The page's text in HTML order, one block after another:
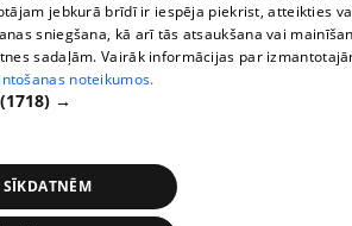
jebkurā brīdī ir iespēja piekrist, atteikties
sniegšana, kā arī tās atsaukšana vai
sadaļām. Vairāk informācijas par
noteikumos.
(1718) →